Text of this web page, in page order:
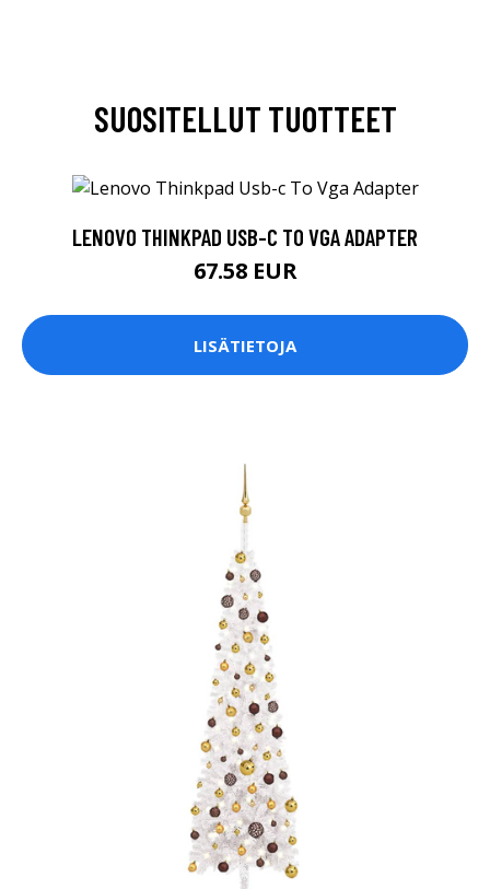
SUOSITELLUT TUOTTEET
LENOVO THINKPAD USB-C TO VGA ADAPTER
67.58 EUR
LISÄTIETOJA